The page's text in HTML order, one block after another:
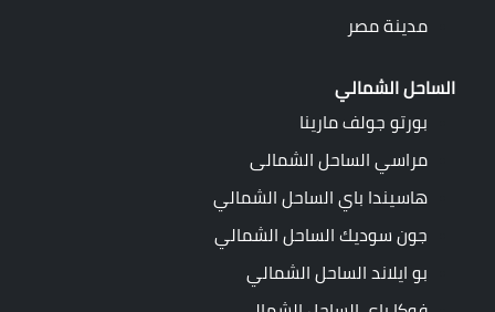
مدينة مصر
الساحل الشمالي
بورتو جولف مارينا
مراسي الساحل الشمالى
هاسيندا باي الساحل الشمالي
جون سوديك الساحل الشمالي
بو ايلاند الساحل الشمالي